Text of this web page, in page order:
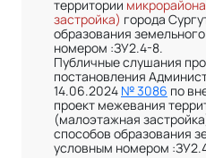
территории
застройка) города
образования
номером :ЗУ2.4-8.
Публичные слушания
постановления
14.06.2024 № 3086 по
проект межевания
(малоэтажная
способов образования
условным номером